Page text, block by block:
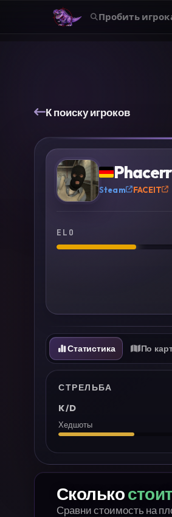
Пробить
К поиску игроков
? Phacerr
Steam FACEIT
ELO
Статистика По
СТРЕЛЬБА
K/D
Хедшоты
Сколькостоит
Сравни стоимость на